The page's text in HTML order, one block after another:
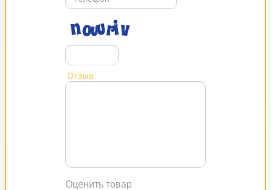
Отзыв
Оценить товар